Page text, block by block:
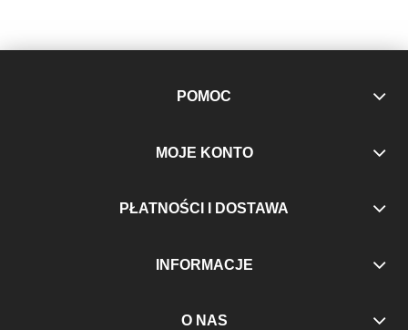
POMOC
MOJE KONTO
PŁATNOŚCI I DOSTAWA
INFORMACJE
O NAS